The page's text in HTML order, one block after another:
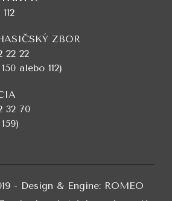
ZBOR
22 22
alebo 112)
32 70
- Design & Engine: ROMEO